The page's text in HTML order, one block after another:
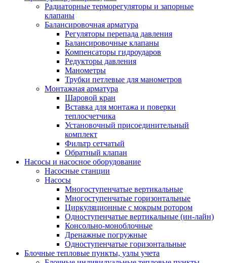
Радиаторные терморегуляторы и запорные
клапаны
Балансировочная арматура
Регуляторы перепада давления
Балансировочные клапаны
Компенсаторы гидроударов
Редукторы давления
Манометры
Трубки петлевые для манометров
Монтажная арматура
Шаровой кран
Вставка для монтажа и поверки
теплосчетчика
Установочный присоединительный
комплект
Фильтр сетчатый
Обратный клапан
Насосы и насосное оборудование
Насосные станции
Насосы
Многоступенчатые вертикальные
Многоступенчатые горизонтальные
Циркуляционные с мокрым ротором
Одноступенчатые вертикальные (ин-лайн)
Консольно-моноблочные
Дренажные погружные
Одноступенчатые горизонтальные
Блочные тепловые пункты, узлы учета